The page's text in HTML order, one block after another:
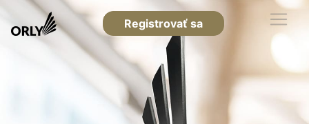
Registrovať sa